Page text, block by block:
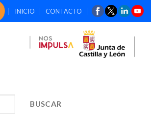
INICIO CONTACTO
BUSCAR